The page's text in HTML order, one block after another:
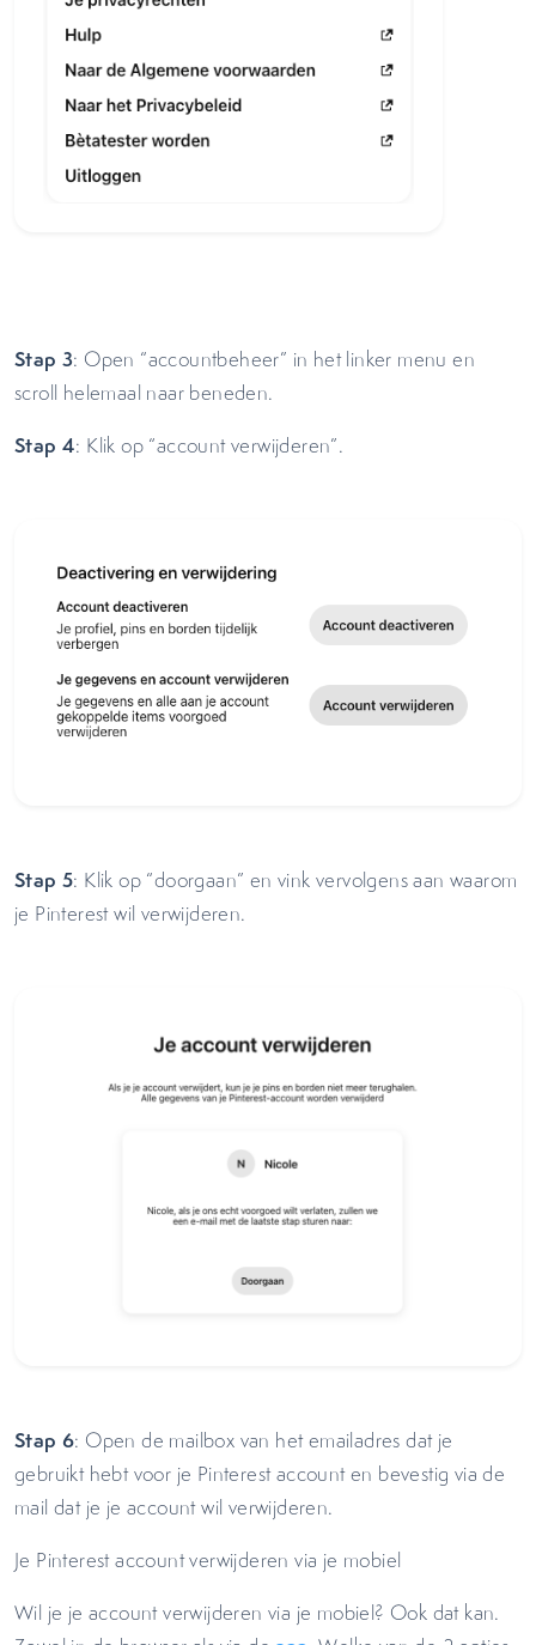
Stap 3: Open “accountbeheer” in het linker menu en
scroll helemaal naar beneden.
Stap 4: Klik op “account verwijderen”.
Stap 5: Klik op “doorgaan” en vink vervolgens aan waarom
je Pinterest wil verwijderen.
Stap 6: Open de mailbox van het emailadres dat je
gebruikt hebt voor je Pinterest account en bevestig via de
mail dat je je account wil verwijderen.
Je Pinterest account verwijderen via je mobiel
Wil je je account verwijderen via je mobiel? Ook dat kan.